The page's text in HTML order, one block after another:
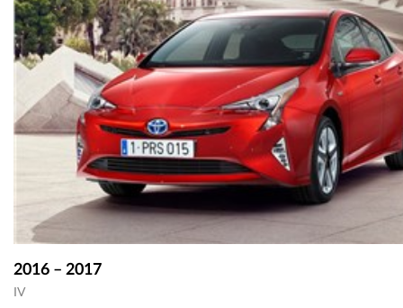
2016 – 2017
IV